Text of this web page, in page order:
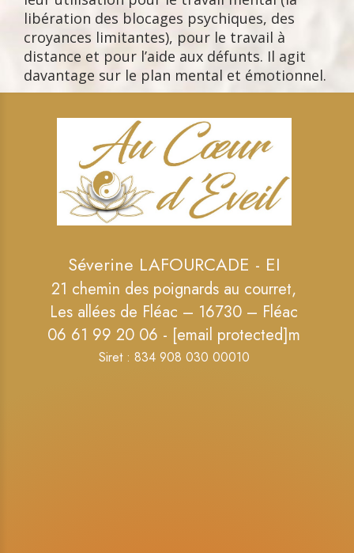
libération des blocages psychiques, des
croyances limitantes), pour le travail à
distance et pour l’aide aux défunts. Il agit
davantage sur le plan mental et émotionnel.
Séverine LAFOURCADE - EI
21 chemin des poignards au courret,
Les allées de Fléac – 16730 – Fléac
06 61 99 20 06 - [email protected]m
Siret : 834 908 030 00010